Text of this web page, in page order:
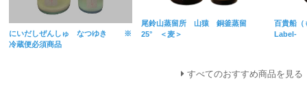
にいだしぜんしゅ なつゆき ※
冷蔵便必須商品
尾鈴山蒸留所 山猿 銅釜蒸留
25° ＜麦＞
百貴船
Label-
すべてのおすすめ商品を見る